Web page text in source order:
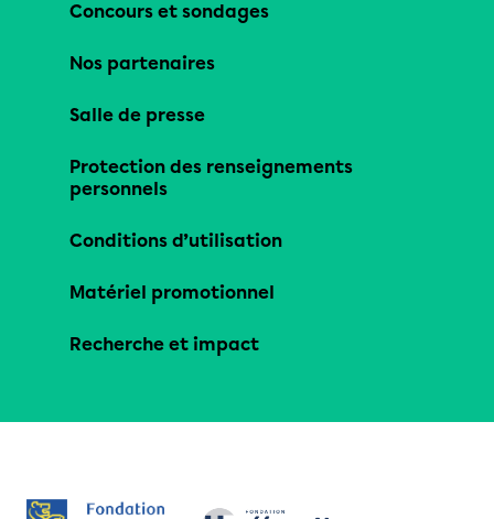
Concours et sondages
Nos partenaires
Salle de presse
Protection des renseignements
personnels
Conditions d’utilisation
Matériel promotionnel
Recherche et impact